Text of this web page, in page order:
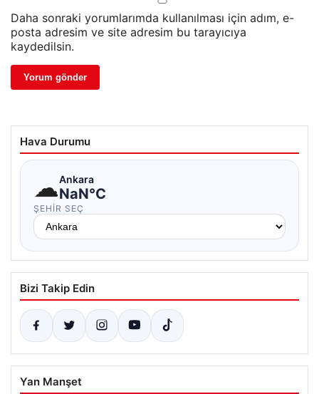
Daha sonraki yorumlarımda kullanılması için adım, e-
posta adresim ve site adresim bu tarayıcıya
kaydedilsin.
Hava Durumu
☁Ankara
NaN°C
ŞEHIR SEÇ
Bizi Takip Edin
Yan Manşet